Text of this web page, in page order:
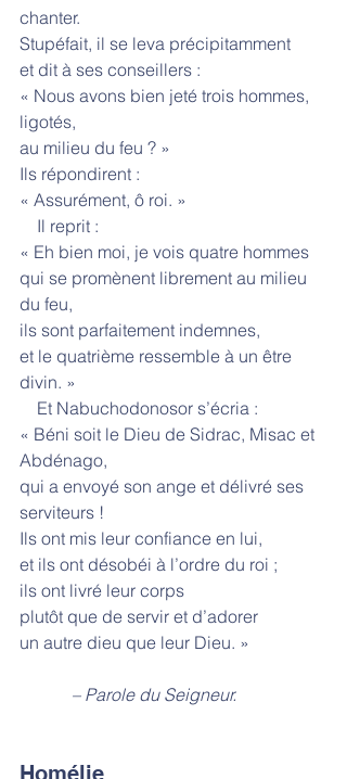
chanter.
Stupéfait, il se leva précipitamment
et dit à ses conseillers :
« Nous avons bien jeté trois hommes,
ligotés,
au milieu du feu ? »
Ils répondirent :
« Assurément, ô roi. »
    Il reprit :
« Eh bien moi, je vois quatre hommes
qui se promènent librement au milieu
du feu,
ils sont parfaitement indemnes,
et le quatrième ressemble à un être
divin. »
    Et Nabuchodonosor s’écria :
« Béni soit le Dieu de Sidrac, Misac et
Abdénago,
qui a envoyé son ange et délivré ses
serviteurs !
Ils ont mis leur confiance en lui,
et ils ont désobéi à l’ordre du roi ;
ils ont livré leur corps
plutôt que de servir et d’adorer
un autre dieu que leur Dieu. »
            – Parole du Seigneur.
Homélie